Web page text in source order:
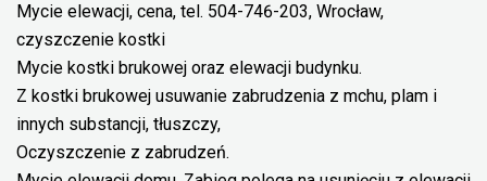
Mycie elewacji, cena, tel. 504-746-203, Wrocław,
czyszczenie kostki
Mycie kostki brukowej oraz elewacji budynku.
Z kostki brukowej usuwanie zabrudzenia z mchu, plam i
innych substancji, tłuszczy,
Oczyszczenie z zabrudzeń.